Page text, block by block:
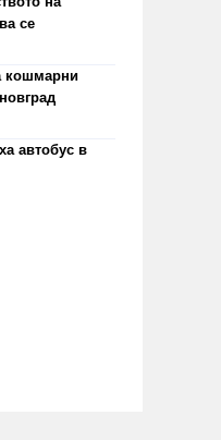
се
кошмарни
автобус в